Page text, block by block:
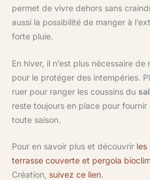
permet de vivre dehors sans
aussi la possibilité de manger à
forte pluie.
En hiver, il n’est plus nécessaire
pour le protéger des intempéries.
ruer pour ranger les coussins du
reste toujours en place pour
toute saison.
Pour en savoir plus et découvrir les
terrasse couverte et pergola
Création, suivez ce lien.